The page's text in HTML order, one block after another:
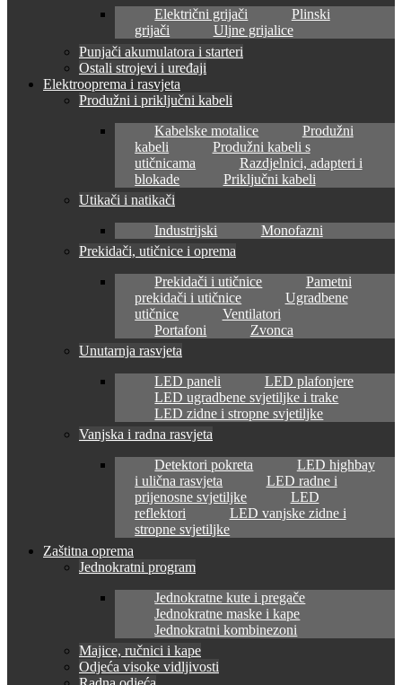
Električni grijači
Plinski
grijači
Uljne grijalice
Punjači akumulatora i starteri
Ostali strojevi i uređaji
Elektrooprema i rasvjeta
Produžni i priključni kabeli
Kabelske motalice
Produžni
kabeli
Produžni kabeli s
utičnicama
Razdjelnici, adapteri i
blokade
Priključni kabeli
Utikači i natikači
Industrijski
Monofazni
Prekidači, utičnice i oprema
Prekidači i utičnice
Pametni
prekidači i utičnice
Ugradbene
utičnice
Ventilatori
Portafoni
Zvonca
Unutarnja rasvjeta
LED paneli
LED plafonjere
LED ugradbene svjetiljke i trake
LED zidne i stropne svjetiljke
Vanjska i radna rasvjeta
Detektori pokreta
LED highbay
i ulična rasvjeta
LED radne i
prijenosne svjetiljke
LED
reflektori
LED vanjske zidne i
stropne svjetiljke
Zaštitna oprema
Jednokratni program
Jednokratne kute i pregače
Jednokratne maske i kape
Jednokratni kombinezoni
Majice, ručnici i kape
Odjeća visoke vidljivosti